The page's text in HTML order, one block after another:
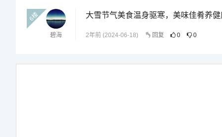
碧海
6楼 大雪节气美食温身驱寒，美味佳肴养健
2年前 (2024-06-18) 回复 0 0